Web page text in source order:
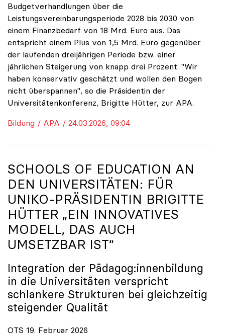
Budgetverhandlungen über die
Leistungsvereinbarungsperiode 2028 bis 2030 von
einem Finanzbedarf von 18 Mrd. Euro aus. Das
entspricht einem Plus von 1,5 Mrd. Euro gegenüber
der laufenden dreijährigen Periode bzw. einer
jährlichen Steigerung von knapp drei Prozent. "Wir
haben konservativ geschätzt und wollen den Bogen
nicht überspannen", so die Präsidentin der
Universitätenkonferenz, Brigitte Hütter, zur APA.
Bildung / APA / 24.03.2026, 09:04
SCHOOLS OF EDUCATION AN
DEN UNIVERSITÄTEN: FÜR
UNIKO-PRÄSIDENTIN BRIGITTE
HÜTTER „EIN INNOVATIVES
MODELL, DAS AUCH
UMSETZBAR IST“
Integration der Pädagog:innenbildung
in die Universitäten verspricht
schlankere Strukturen bei gleichzeitig
steigender Qualität
OTS 19. Februar 2026